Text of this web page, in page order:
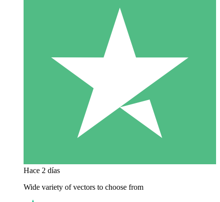
Hace 2 días
Wide variety of vectors to choose from